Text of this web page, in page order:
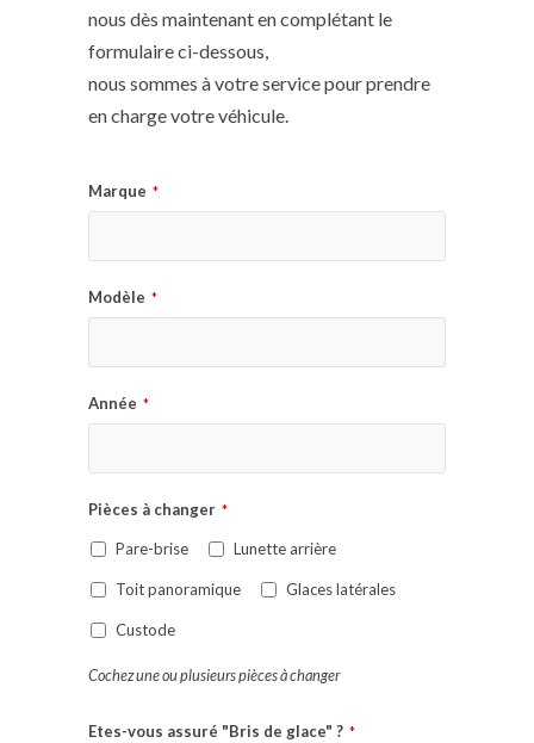
nous dès maintenant en complétant le
formulaire ci-dessous,
nous sommes à votre service pour prendre
en charge votre véhicule.
Marque *
Modèle *
Année *
Pièces à changer *
Pare-brise Lunette arrière
Toit panoramique Glaces latérales
Custode
Cochez une ou plusieurs pièces à changer
Etes-vous assuré "Bris de glace" ? *